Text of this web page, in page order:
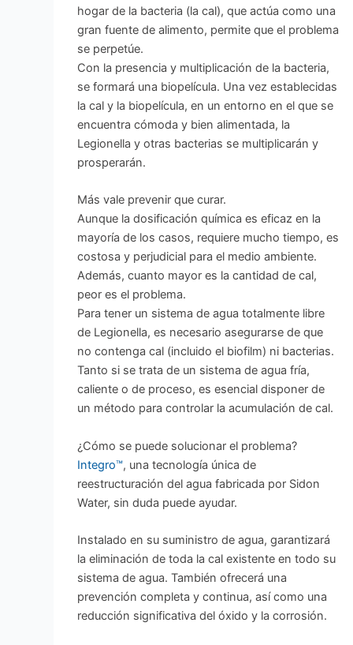
hogar de la bacteria (la cal), que actúa como una
gran fuente de alimento, permite que el problema
se perpetúe.
Con la presencia y multiplicación de la bacteria,
se formará una biopelícula. Una vez establecidas
la cal y la biopelícula, en un entorno en el que se
encuentra cómoda y bien alimentada, la
Legionella y otras bacterias se multiplicarán y
prosperarán.
Más vale prevenir que curar.
Aunque la dosificación química es eficaz en la
mayoría de los casos, requiere mucho tiempo, es
costosa y perjudicial para el medio ambiente.
Además, cuanto mayor es la cantidad de cal,
peor es el problema.
Para tener un sistema de agua totalmente libre
de Legionella, es necesario asegurarse de que
no contenga cal (incluido el biofilm) ni bacterias.
Tanto si se trata de un sistema de agua fría,
caliente o de proceso, es esencial disponer de
un método para controlar la acumulación de cal.
¿Cómo se puede solucionar el problema?
Integro™, una tecnología única de
reestructuración del agua fabricada por Sidon
Water, sin duda puede ayudar.
Instalado en su suministro de agua, garantizará
la eliminación de toda la cal existente en todo su
sistema de agua. También ofrecerá una
prevención completa y continua, así como una
reducción significativa del óxido y la corrosión.